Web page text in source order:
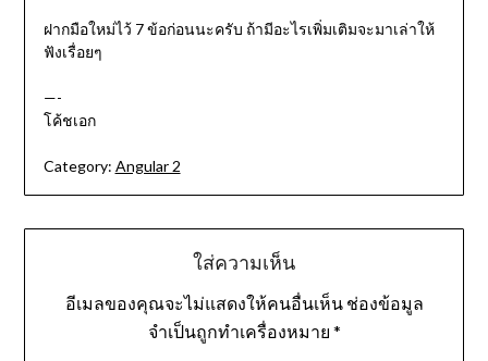
ฝากมือใหม่ไว้ 7 ข้อก่อนนะครับ ถ้ามีอะไรเพิ่มเติมจะมาเล่าให้
ฟังเรื่อยๆ
—-
โค้ชเอก
Category: Angular 2
ใส่ความเห็น
อีเมลของคุณจะไม่แสดงให้คนอื่นเห็น ช่องข้อมูล
จำเป็นถูกทำเครื่องหมาย *